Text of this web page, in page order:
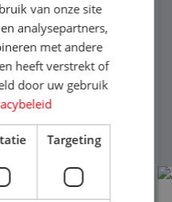
en
van onze site
analysepartners,
met andere
heeft verstrekt of
door uw gebruik
Targeting